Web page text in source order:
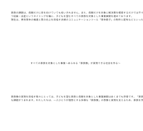
家族の課題は、母親だけに目を向けていても拾いきれません。また、母親だけを対象に解決策を模索するだけでは不
う妊娠・出産というタイミングを軸に、子どもを望むすべての家族を対象とした事業展開を進めております。
現在は、男性育休の推進と質の向上を目指す夫婦のコミュニケーションツール「育休冊子」の制作と配布などといっ
すべての家族を対象とした事業〜あらゆる「家族像」が実現できる社会を作る〜
家族像の実現を目指す我々にとっては、子どもを望む家族と母親を対象とした事業展開はあくまでも序章です。「家
な課題がうまれます。わたしたちは、一人ひとりが理想とする多様な「家族像」の想像と実現を支えるため、家族を